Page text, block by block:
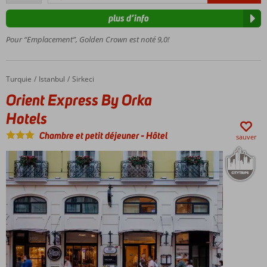
facilement
Wifi
dans la
Pour “Emplacement”, Golden Crown est noté 9,0!
plus d’info
Accueil
Turquie Istanbul Sirkeci
Orient Express By Orka Hotels
Orient Express By Orka
Hotels
Chambre et petit déjeuner-Hôtel sauver